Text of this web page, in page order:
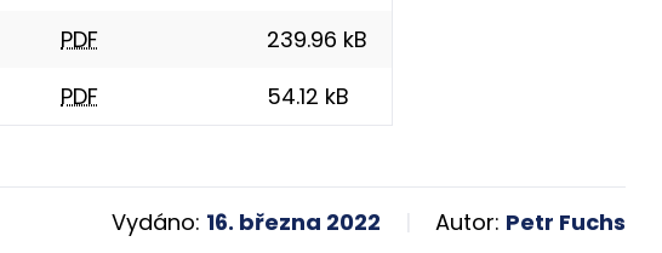
PDF
239.96 kB
PDF 54.12 kB
Vydáno: 16. března 2022 Autor: Petr Fuchs